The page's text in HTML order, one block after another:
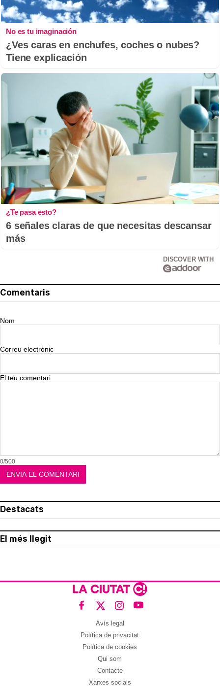
No es tu imaginación
¿Ves caras en enchufes, coches o nubes?
Tiene explicación
¿Te pasa esto?
6 señales claras de que necesitas descansar
más
DISCOVER WITH
Comentaris
Nom
Correu electrònic
El teu comentari
0/500
Destacats
El més llegit
Avís legal
Política de privacitat
Política de cookies
Qui som
Contacte
Xarxes socials